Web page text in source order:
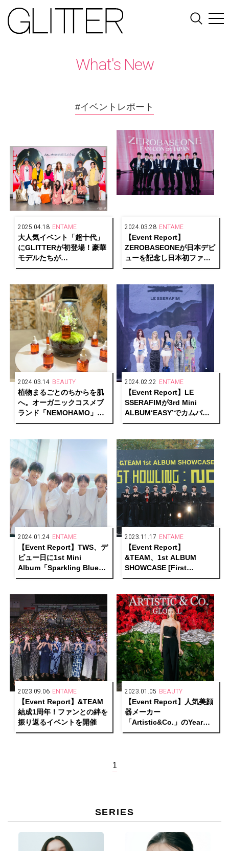
What's New
#イベントレポート
2025.04.18 ENTAME
大人気イベント「超十代」
にGLITTERが初登場！豪華
モデルたちが
AMBERGLEAMを着用して
モデルインタビュー
2024.03.28 ENTAME
【Event Report】
ZEROBASEONEが日本デビ
ューを記念し日本初ファン
コンを開催！ ファンの歌う
感激の嵐
2024.03.14 BEAUTY
植物まるごとのちからを肌
へ。オーガニックコスメブ
ランド「NEMOHAMO」体
験型イベントレポート
2024.02.22 ENTAME
【Event Report】LE
SSERAFIMが3rd Mini
ALBUM‘EASY’でカムバッ
ク！不安と悩みを表現し新
2024.01.24 ENTAME
【Event Report】TWS、デ
ビュー日に1st Mini
Album「Sparkling Blue」
メディアショーケースを開
2023.11.17 ENTAME
【Event Report】
&TEAM、1st ALBUM
SHOWCASE [First
Howling : NOW]で自身初の
を電撃発表！
2023.09.06 ENTAME
【Event Report】&TEAM
結成1周年！ファンとの絆を
振り返るイベントを開催
2023.01.05 BEAUTY
【Event Report】人気美顔
器メーカー
「Artistic&Co.」のYear
END Partyに潜入！
1
SERIES